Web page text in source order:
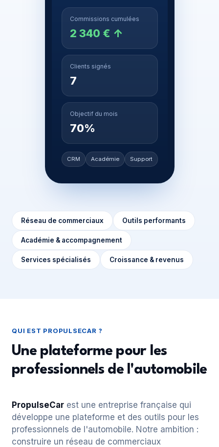
Commissions cumulées
2 340 € ↑
Clients signés
7
Objectif du mois
70%
CRM Académie Support
Réseau de commerciaux Outils performants
Académie & accompagnement
Services spécialisés Croissance & revenus
QUI EST PROPULSECAR ?
Une plateforme pour les
professionnels de l'automobile
PropulseCar est une entreprise française qui
développe une plateforme et des outils pour les
professionnels de l'automobile. Notre ambition :
construire un réseau de commerciaux